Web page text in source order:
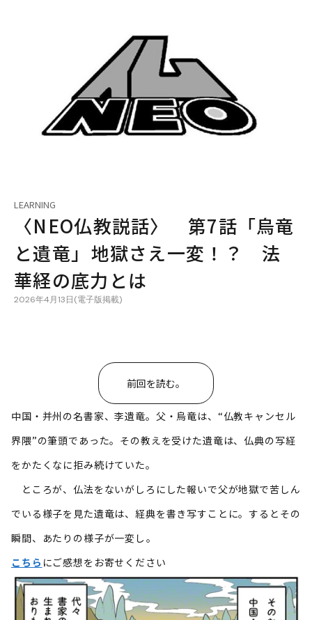
LEARNING
〈NEO仏教説話〉 第7話「烏竜
と遺竜」――地獄さえ一変！？ 法
華経の底力とは――
2026年4月13日(電子版掲載)
前回を読む。
中国・并州の名書家、李遺竜。父・烏竜は、“仏教キャンセル
界隈”の筆頭であった。その教えを受けた遺竜は、仏典の写経
をかたくなに拒み続けていた。
ところが、仏法をないがしろにした報いで父が地獄で苦しん
でいる様子を見た遺竜は、経典を書き写すことに。するとその
瞬間、あたりの様子が一変し――。
こちら にご感想をお寄せください